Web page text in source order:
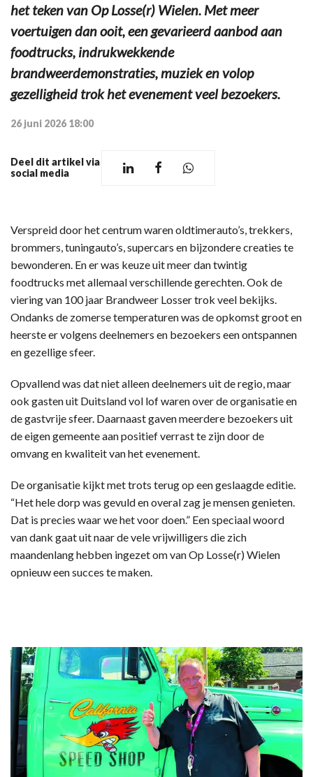
het teken van Op Losse(r) Wielen. Met meer
voertuigen dan ooit, een gevarieerd aanbod aan
foodtrucks, indrukwekkende
brandweerdemonstraties, muziek en volop
gezelligheid trok het evenement veel bezoekers.
26 juni 2026 18:00
Deel dit artikel via
social media
Verspreid door het centrum waren oldtimerauto’s, trekkers,
brommers, tuningauto’s, supercars en bijzondere creaties te
bewonderen. En er was keuze uit meer dan twintig
foodtrucks met allemaal verschillende gerechten. Ook de
viering van 100 jaar Brandweer Losser trok veel bekijks.
Ondanks de zomerse temperaturen was de opkomst groot en
heerste er volgens deelnemers en bezoekers een ontspannen
en gezellige sfeer.
Opvallend was dat niet alleen deelnemers uit de regio, maar
ook gasten uit Duitsland vol lof waren over de organisatie en
de gastvrije sfeer. Daarnaast gaven meerdere bezoekers uit
de eigen gemeente aan positief verrast te zijn door de
omvang en kwaliteit van het evenement.
De organisatie kijkt met trots terug op een geslaagde editie.
“Het hele dorp was gevuld en overal zag je mensen genieten.
Dat is precies waar we het voor doen.” Een speciaal woord
van dank gaat uit naar de vele vrijwilligers die zich
maandenlang hebben ingezet om van Op Losse(r) Wielen
opnieuw een succes te maken.